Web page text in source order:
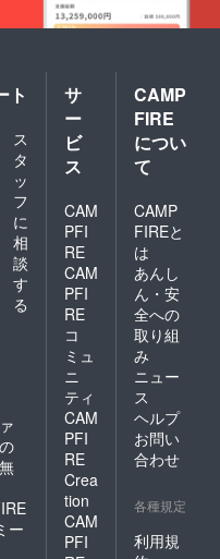
ト
ス
タ
ッ
フ
に
相
談
す
る
ー
サ
ー
ビ
ス
CAM
PFI
RE
CAM
PFI
RE
コ
ミュ
ニ
ティ
CAM
PFI
RE
Crea
tion
CAM
PFI
CAMP
FIRE
につい
て
CAMP
FIREと
は
あんし
ん・安
全への
取り組
み
ニュー
ス
ヘルプ
お問い
合わせ
各種規定
利用規